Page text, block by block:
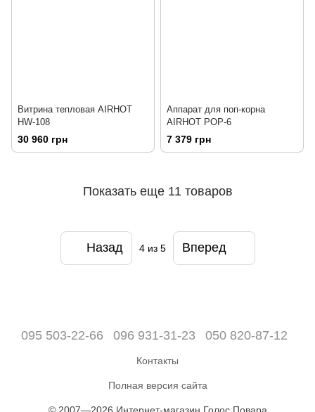
Витрина тепловая AIRHOT
HW-108
30 960 грн
Аппарат для поп-корна
AIRHOT POP-6
7 379 грн
Показать еще 11 товаров
Назад 4из 5 Вперед
095 503-22-66 096 931-31-23 050 820-87-12
Контакты
Полная версия сайта
© 2007—2026 Интернет-магазин Голос Повара